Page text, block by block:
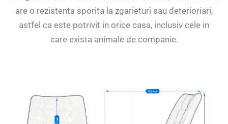
are o rezistenta sporita la zgarieturi sau deterioriari,
astfel ca este potrivit in orice casa, inclusiv cele in
care exista animale de companie.